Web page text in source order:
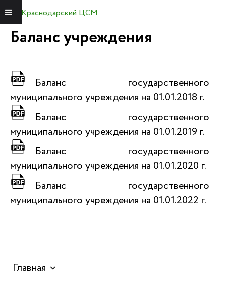
Баланс учреждения
Баланс государственного
муниципального учреждения на 01.01.2018 г.
Баланс государственного
муниципального учреждения на 01.01.2019 г.
Баланс государственного
муниципального учреждения на 01.01.2020 г.
Баланс государственного
муниципального учреждения на 01.01.2022 г.
Главная
Краснодарский ЦСМ